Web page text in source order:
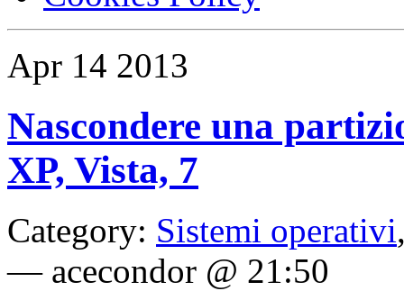
Apr 14 2013
Nascondere una
XP, Vista, 7
Category: Sistemi operativi
— acecondor @ 21:50